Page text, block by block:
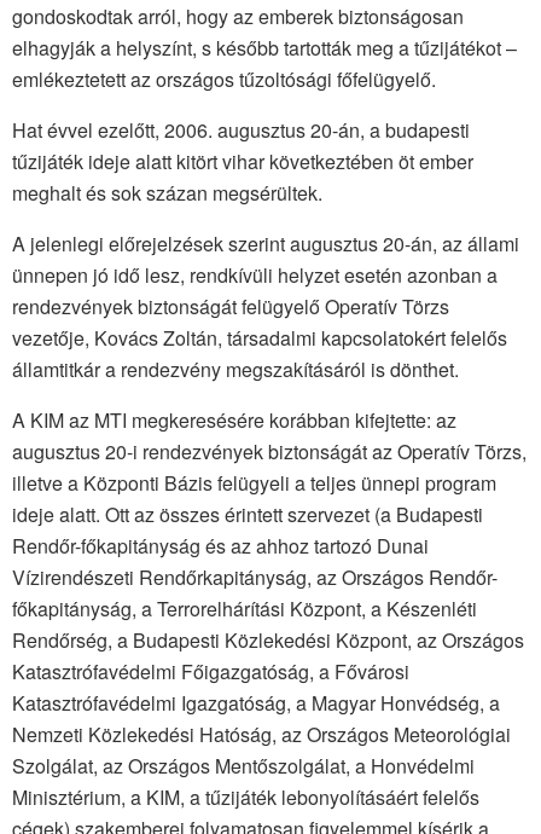
gondoskodtak arról, hogy az emberek biztonságosan
elhagyják a helyszínt, s később tartották meg a tűzijátékot –
emlékeztetett az országos tűzoltósági főfelügyelő.
Hat évvel ezelőtt, 2006. augusztus 20-án, a budapesti
tűzijáték ideje alatt kitört vihar következtében öt ember
meghalt és sok százan megsérültek.
A jelenlegi előrejelzések szerint augusztus 20-án, az állami
ünnepen jó idő lesz, rendkívüli helyzet esetén azonban a
rendezvények biztonságát felügyelő Operatív Törzs
vezetője, Kovács Zoltán, társadalmi kapcsolatokért felelős
államtitkár a rendezvény megszakításáról is dönthet.
A KIM az MTI megkeresésére korábban kifejtette: az
augusztus 20-i rendezvények biztonságát az Operatív Törzs,
illetve a Központi Bázis felügyeli a teljes ünnepi program
ideje alatt. Ott az összes érintett szervezet (a Budapesti
Rendőr-főkapitányság és az ahhoz tartozó Dunai
Vízirendészeti Rendőrkapitányság, az Országos Rendőr-
főkapitányság, a Terrorelhárítási Központ, a Készenléti
Rendőrség, a Budapesti Közlekedési Központ, az Országos
Katasztrófavédelmi Főigazgatóság, a Fővárosi
Katasztrófavédelmi Igazgatóság, a Magyar Honvédség, a
Nemzeti Közlekedési Hatóság, az Országos Meteorológiai
Szolgálat, az Országos Mentőszolgálat, a Honvédelmi
Minisztérium, a KIM, a tűzijáték lebonyolításáért felelős
cégek) szakemberei folyamatosan figyelemmel kísérik a